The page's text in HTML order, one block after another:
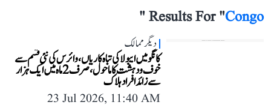
Results For "Congo
"
دیگر ممالک
کانگو میں ایبولا کی تباہ کاریاں، وائرس کی نئی قسم سے
خوف و دہشت کا ماحول، صرف 2 ماہ میں ایک ہزار
سے زائد افراد ہلاک
23 Jul 2026, 11:40 AM